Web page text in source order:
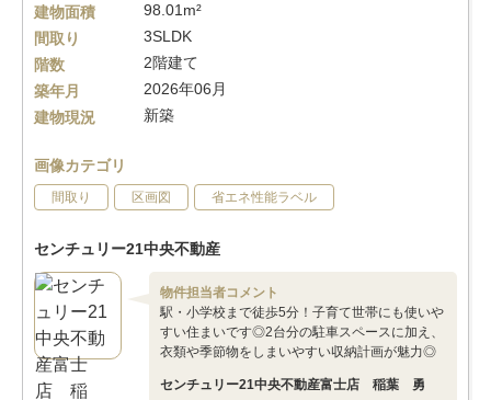
建物面積
98.01m²
間取り
3SLDK
階数
2階建て
築年月
2026年06月
建物現況
新築
画像カテゴリ
間取り 区画図 省エネ性能ラベル
センチュリー21中央不動産
物件担当者コメント
駅・小学校まで徒歩5分！子育て世帯にも使いや
すい住まいです◎2台分の駐車スペースに加え、
衣類や季節物をしまいやすい収納計画が魅力◎
センチュリー21中央不動産富士店 稲葉 勇